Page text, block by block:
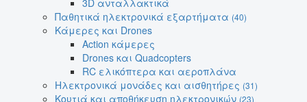
Παθητικά ηλεκτρονικά εξαρτήματα (40)
Κάμερες και Drones
Action κάμερες
Drones και Quadcopters
RC ελικόπτερα και αεροπλάνα
Ηλεκτρονικά μονάδες και αισθητήρες (31)
Κουτιά και αποθήκευση ηλεκτρονικών (23)